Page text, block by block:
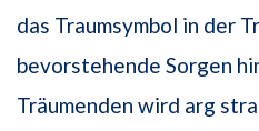
das Traumsymbol in der
bevorstehende Sorgen
Träumenden wird arg